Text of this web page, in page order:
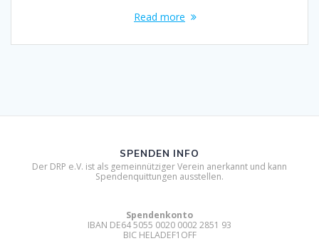
Read more
SPENDEN INFO
Der DRP e.V. ist als gemeinnütziger Verein anerkannt und kann
Spendenquittungen ausstellen.
Spendenkonto
IBAN DE64 5055 0020 0002 2851 93
BIC HELADEF1OFF